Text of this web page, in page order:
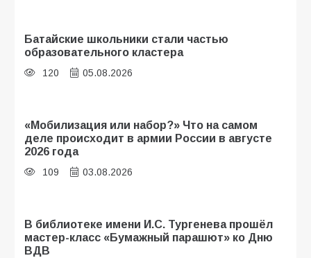
Батайские школьники стали частью
образовательного кластера
120 05.08.2026
«Мобилизация или набор?» Что на самом
деле происходит в армии России в августе
2026 года
109 03.08.2026
В библиотеке имени И.С. Тургенева прошёл
мастер-класс «Бумажный парашют» ко Дню
ВДВ